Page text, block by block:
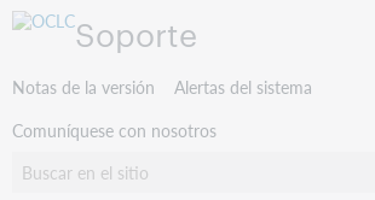
Soporte
Notas de la versión
Alertas del sistema
Comuníquese con nosotros